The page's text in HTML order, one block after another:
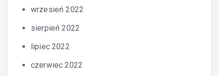
wrzesień 2022
sierpień 2022
lipiec 2022
czerwiec 2022